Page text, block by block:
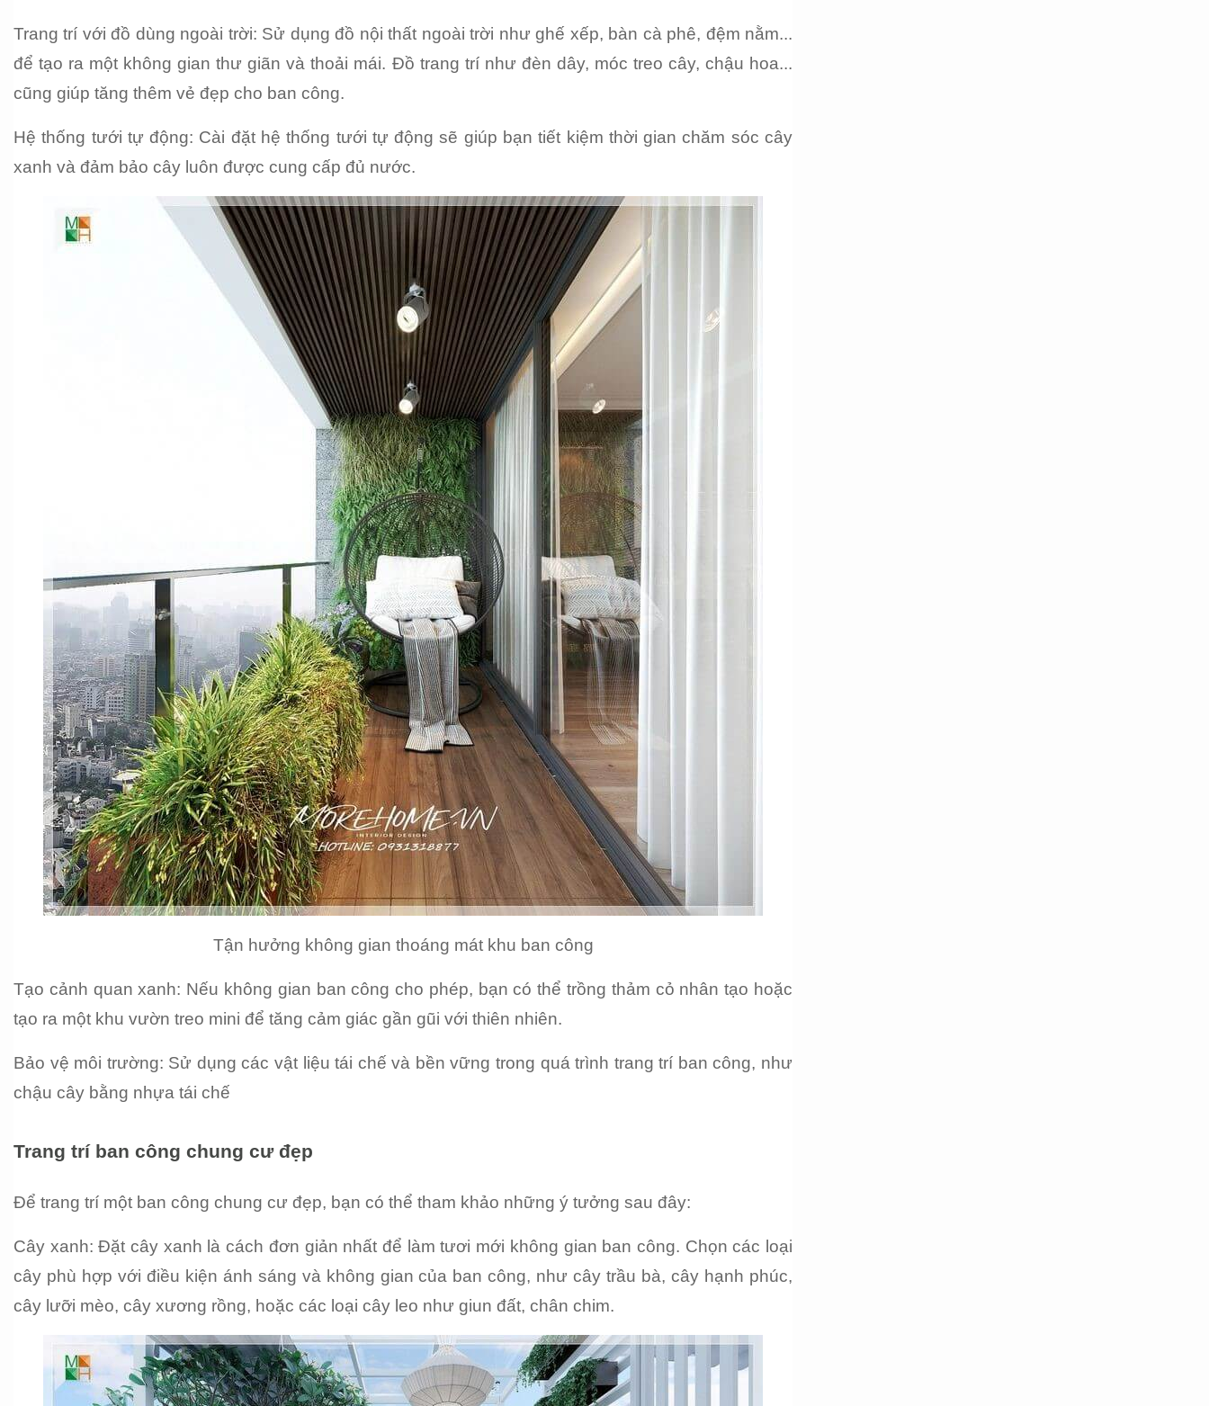
Trang trí với đồ dùng ngoài trời: Sử dụng đồ nội thất ngoài trời như ghế xếp, bàn cà phê, đệm nằm...
để tạo ra một không gian thư giãn và thoải mái. Đồ trang trí như đèn dây, móc treo cây, chậu hoa...
cũng giúp tăng thêm vẻ đẹp cho ban công.
Hệ thống tưới tự động: Cài đặt hệ thống tưới tự động sẽ giúp bạn tiết kiệm thời gian chăm sóc cây
xanh và đảm bảo cây luôn được cung cấp đủ nước.
Tận hưởng không gian thoáng mát khu ban công
Tạo cảnh quan xanh: Nếu không gian ban công cho phép, bạn có thể trồng thảm cỏ nhân tạo hoặc
tạo ra một khu vườn treo mini để tăng cảm giác gần gũi với thiên nhiên.
Bảo vệ môi trường: Sử dụng các vật liệu tái chế và bền vững trong quá trình trang trí ban công, như
chậu cây bằng nhựa tái chế
Trang trí ban công chung cư đẹp
Để trang trí một ban công chung cư đẹp, bạn có thể tham khảo những ý tưởng sau đây:
Cây xanh: Đặt cây xanh là cách đơn giản nhất để làm tươi mới không gian ban công. Chọn các loại
cây phù hợp với điều kiện ánh sáng và không gian của ban công, như cây trầu bà, cây hạnh phúc,
cây lưỡi mèo, cây xương rồng, hoặc các loại cây leo như giun đất, chân chim.